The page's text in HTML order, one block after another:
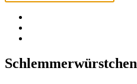
Schlemmerwürstchen